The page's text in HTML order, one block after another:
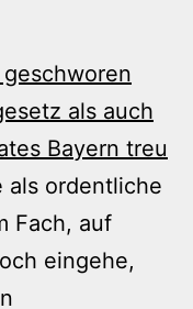
als auch
Bayern treu
als ordentliche
Fach, auf
eingehe,